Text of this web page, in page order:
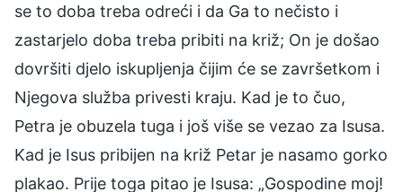
se to doba treba odreći i da Ga to nečisto i
zastarjelo doba treba pribiti na križ; On je došao
dovršiti djelo iskupljenja čijim će se završetkom i
Njegova služba privesti kraju. Kad je to čuo,
Petra je obuzela tuga i još više se vezao za Isusa.
Kad je Isus pribijen na križ Petar je nasamo gorko
plakao. Prije toga pitao je Isusa: „Gospodine moj!